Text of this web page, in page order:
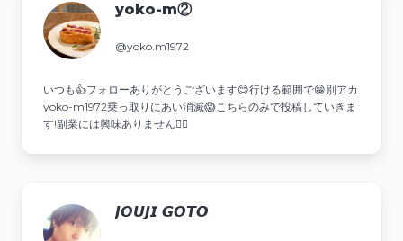
yoko-m②
@yoko.m1972
いつも👍️フォローありがとうございます😊行ける範囲で😁別アカ
yoko-m1972乗っ取りにあい消滅😱こちらのみで投稿していきま
す!副業には興味ありません🙅‍♀️
𝙅𝙊𝙐𝙅𝙄 𝙂𝙊𝙏𝙊